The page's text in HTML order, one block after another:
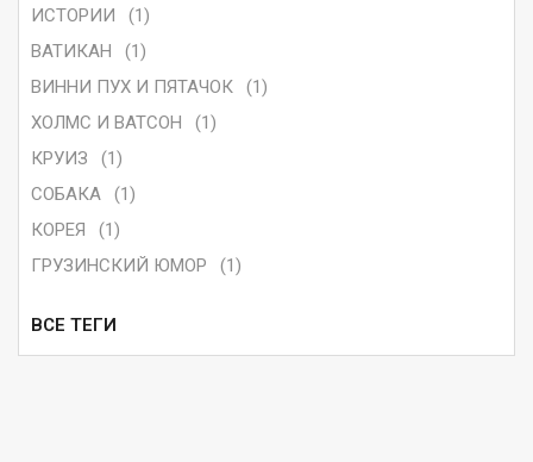
ИСТОРИИ
(1)
ВАТИКАН
(1)
ВИННИ ПУХ И ПЯТАЧОК
(1)
ХОЛМС И ВАТСОН
(1)
КРУИЗ
(1)
СОБАКА
(1)
КОРЕЯ
(1)
ГРУЗИНСКИЙ ЮМОР
(1)
ВСЕ ТЕГИ